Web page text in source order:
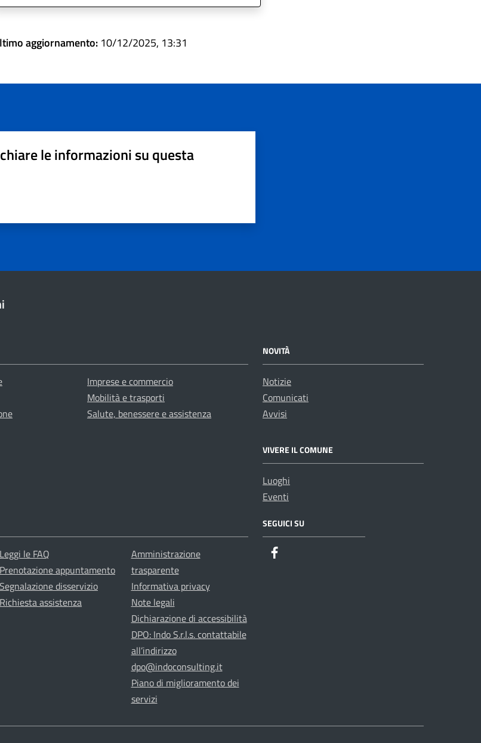
aggiornamento: 10/12/2025, 13:31
le informazioni su questa
Imprese e commercio
Mobilità e trasporti
Salute, benessere e assistenza
NOVITÀ
Notizie
Comunicati
Avvisi
VIVERE IL COMUNE
Luoghi
Eventi
Leggi le FAQ
Prenotazione appuntamento
Segnalazione disservizio
Richiesta assistenza
Amministrazione
trasparente
Informativa privacy
Note legali
Dichiarazione di accessibilità
DPO: Indo S.r.l.s. contattabile
all’indirizzo
dpo@indoconsulting.it
Piano di miglioramento dei
servizi
SEGUICI SU